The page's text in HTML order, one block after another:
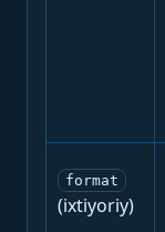
format
(ixtiyoriy)